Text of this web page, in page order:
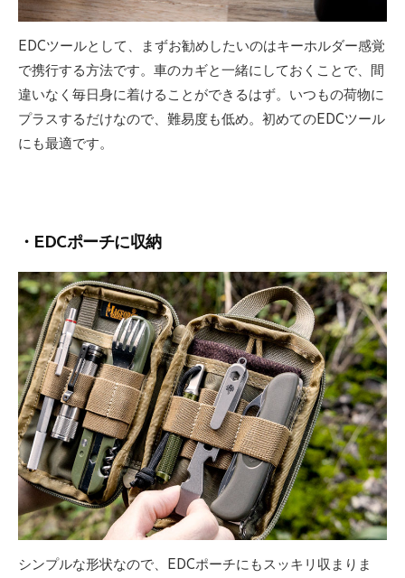
EDCツールとして、まずお勧めしたいのはキーホルダー感覚
で携行する方法です。車のカギと一緒にしておくことで、間
違いなく毎日身に着けることができるはず。いつもの荷物に
プラスするだけなので、難易度も低め。初めてのEDCツール
にも最適です。
・EDCポーチに収納
シンプルな形状なので、EDCポーチにもスッキリ収まりま